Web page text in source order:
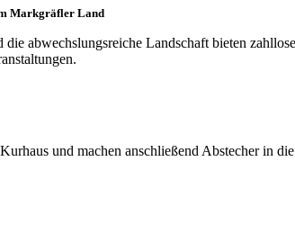
Markgräfler Land
abwechslungsreiche Landschaft bieten
und machen anschließend Abstecher in